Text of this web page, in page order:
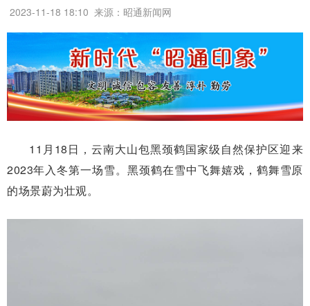
2023-11-18 18:10 来源：昭通新闻网
11月18日，云南大山包黑颈鹤国家级自然保护区迎来
2023年入冬第一场雪。黑颈鹤在雪中飞舞嬉戏，鹤舞雪原
的场景蔚为壮观。